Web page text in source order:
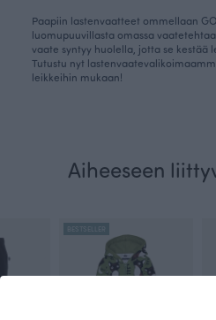
Paapiin lastenvaatteet ommellaan
luomupuuvillasta omassa
vaate syntyy huolella, jotta se kestää
Tutustu nyt
leikkeihin mukaan!
Aiheeseen
BESTSELLER